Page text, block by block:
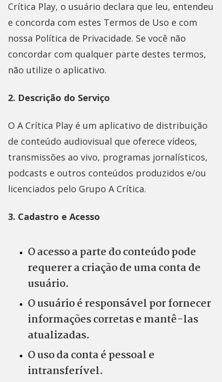
Crítica Play, o usuário declara que leu, entendeu
e concorda com estes Termos de Uso e com
nossa Política de Privacidade. Se você não
concordar com qualquer parte destes termos,
não utilize o aplicativo.
2. Descrição do Serviço
O A Crítica Play é um aplicativo de distribuição
de conteúdo audiovisual que oferece vídeos,
transmissões ao vivo, programas jornalísticos,
podcasts e outros conteúdos produzidos e/ou
licenciados pelo Grupo A Crítica.
3. Cadastro e Acesso
O acesso a parte do conteúdo pode
requerer a criação de uma conta de
usuário.
O usuário é responsável por fornecer
informações corretas e mantê-las
atualizadas.
O uso da conta é pessoal e
intransferível.